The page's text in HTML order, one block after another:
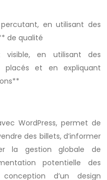
en utilisant des
de qualité
en utilisant des
et en expliquant
WordPress, permet de
des billets, d’informer
la gestion globale de
potentielle des
d’un design